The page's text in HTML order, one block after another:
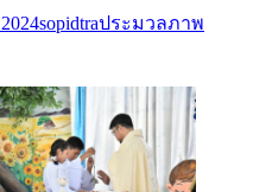
sopidtraประมวลภาพ